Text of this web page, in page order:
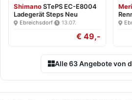
ShimanoSTePS EC-E8004
Ladegerät Steps Neu
Ebreichsdorf· 13.07.
€ 49,-
Alle 63 Angebote von